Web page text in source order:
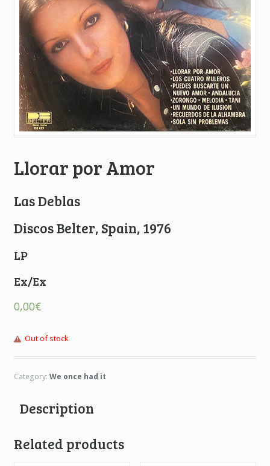
Llorar por Amor
Las Deblas
Discos Belter, Spain, 1976
LP
Ex/Ex
0,00€
Out of stock
Category: We once had it
Description
Related products